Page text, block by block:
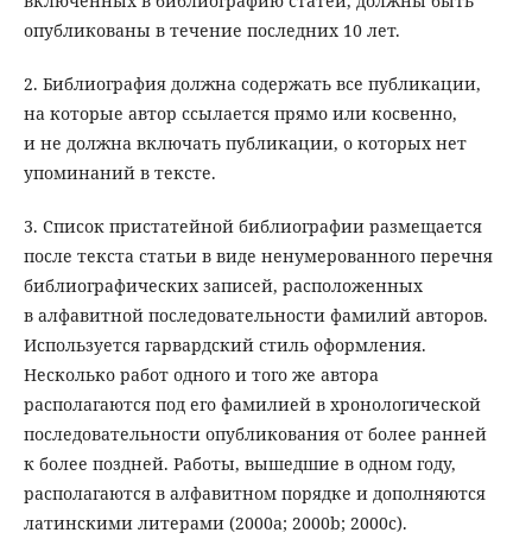
опубликованы в течение последних 10 лет.
2. Библиография должна содержать все публикации,
на которые автор ссылается прямо или косвенно,
и не должна включать публикации, о которых нет
упоминаний в тексте.
3. Список пристатейной библиографии размещается
после текста статьи в виде ненумерованного перечня
библиографических записей, расположенных
в алфавитной последовательности фамилий авторов.
Используется гарвардский стиль оформления.
Несколько работ одного и того же автора
располагаются под его фамилией в хронологической
последовательности опубликования от более ранней
к более поздней. Работы, вышедшие в одном году,
располагаются в алфавитном порядке и дополняются
латинскими литерами (2000a; 2000b; 2000c).